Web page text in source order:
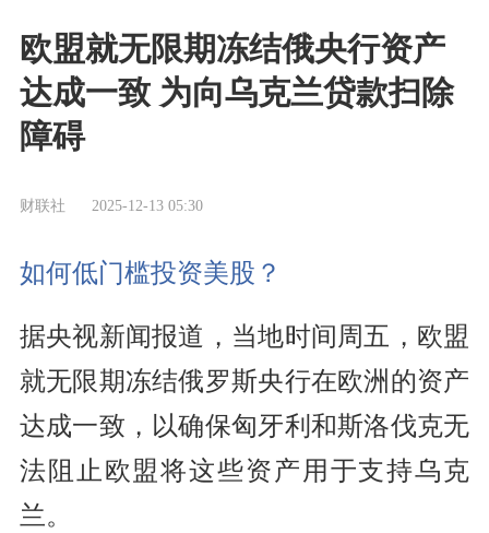
欧盟就无限期冻结俄央行资产
达成一致 为向乌克兰贷款扫除
障碍
财联社 2025-12-13 05:30
如何低门槛投资美股？
据央视新闻报道，当地时间周五，欧盟
就无限期冻结俄罗斯央行在欧洲的资产
达成一致，以确保匈牙利和斯洛伐克无
法阻止欧盟将这些资产用于支持乌克
兰。